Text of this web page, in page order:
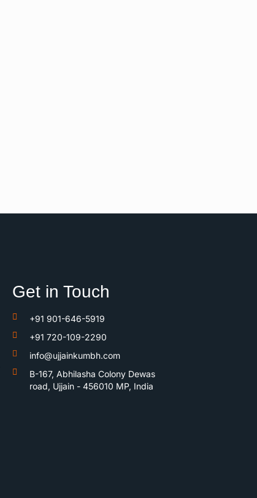
Get in Touch
+91 901-646-5919
+91 720-109-2290
info@ujjainkumbh.com
B-167, Abhilasha Colony Dewas
road, Ujjain - 456010 MP, India